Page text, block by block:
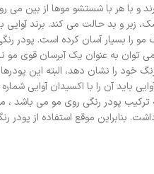
هر با شستشو موها از بین می
و بد حالت می کند. برند آوایی
و همچنین دارای 18 رنگ متنوع و شاد می باشند که انتخاب رنگ
می توان به عنوان یک آبرسان
شود زیرا در این صورت می تواند بهترین رنگ خود را
بهترین نتیجه ، بهتر است زمانی که ترکیب پودر
بنابراین موقع استفاده از پودر